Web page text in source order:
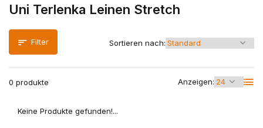
Uni Terlenka Leinen Stretch
Filter
0 produkte Anzeigen:
Sortieren nach:
Keine Produkte gefunden!...